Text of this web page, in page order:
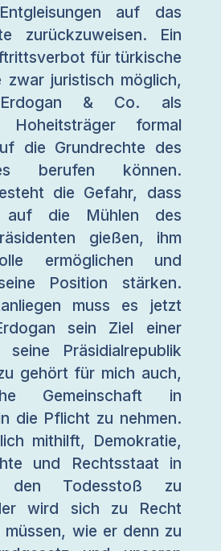
auf das
zurückzuweisen. Ein
für türkische
zwar juristisch möglich,
& Co. als
Hoheitsträger formal
die Grundrechte des
berufen können.
die Gefahr, dass
auf die Mühlen des
gießen, ihm
ermöglichen und
Position stärken.
muss es jetzt
sein Ziel einer
Präsidialrepublik
gehört für mich auch,
Gemeinschaft in
die Pflicht zu nehmen.
mithilft, Demokratie,
und Rechtsstaat in
den Todesstoß zu
wird sich zu Recht
wie er denn zu